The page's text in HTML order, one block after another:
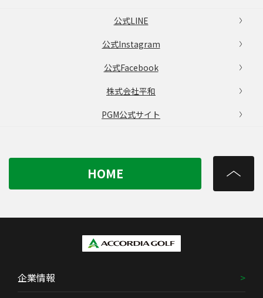
公式LINE
公式Instagram
公式Facebook
株式会社平和
PGM公式サイト
HOME
企業情報